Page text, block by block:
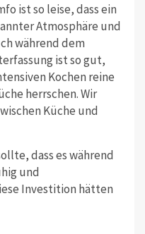
ist so leise, dass ein
Atmosphäre und
während dem
ist so gut,
Kochen reine
herrschen. Wir
Küche und
dass es während
und
Investition hätten